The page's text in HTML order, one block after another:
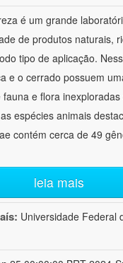
é um grande
de produtos naturais,
tipo de aplicação.
e o cerrado possuem
e flora
espécies animais
contém cerca de 49
leia mais
Universidade Federal